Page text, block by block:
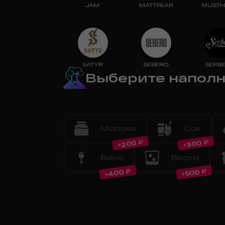
JAM MATTPEAR
SATYR SEBERO
Выберите
Молоко
+200 ₽
Сок
+300 ₽
Вино
+400 ₽
Виски
+500 ₽